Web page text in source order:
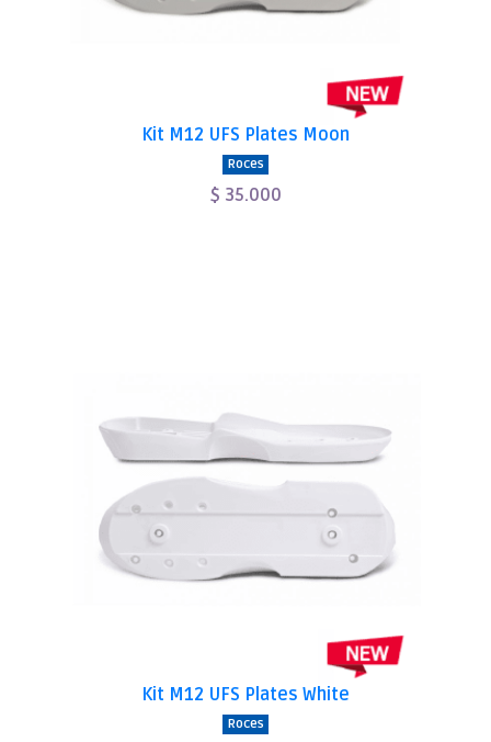
Kit M12 UFS Plates Moon
Roces
$ 35.000
Kit M12 UFS Plates White
Roces